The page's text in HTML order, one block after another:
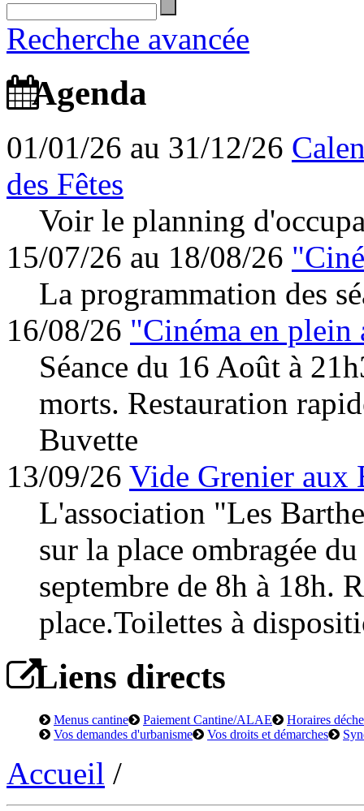
Recherche avancée
Agenda
01/01/26 au 31/12/26
des Fêtes
Voir le planning
15/07/26 au 18/08/26
La programmation des
16/08/26 "Cinéma en plein
Séance du 16 Août à
morts. Restauration
Buvette
13/09/26 Vide Grenier aux
L'association "Les
sur la place ombragée
septembre de 8h à 18h.
place.Toilettes à
Liens directs
Menus cantine Paiement Cantine/ALAE
Horaires
Vos demandes d'urbanisme
Vos droits et démarches
Accueil /